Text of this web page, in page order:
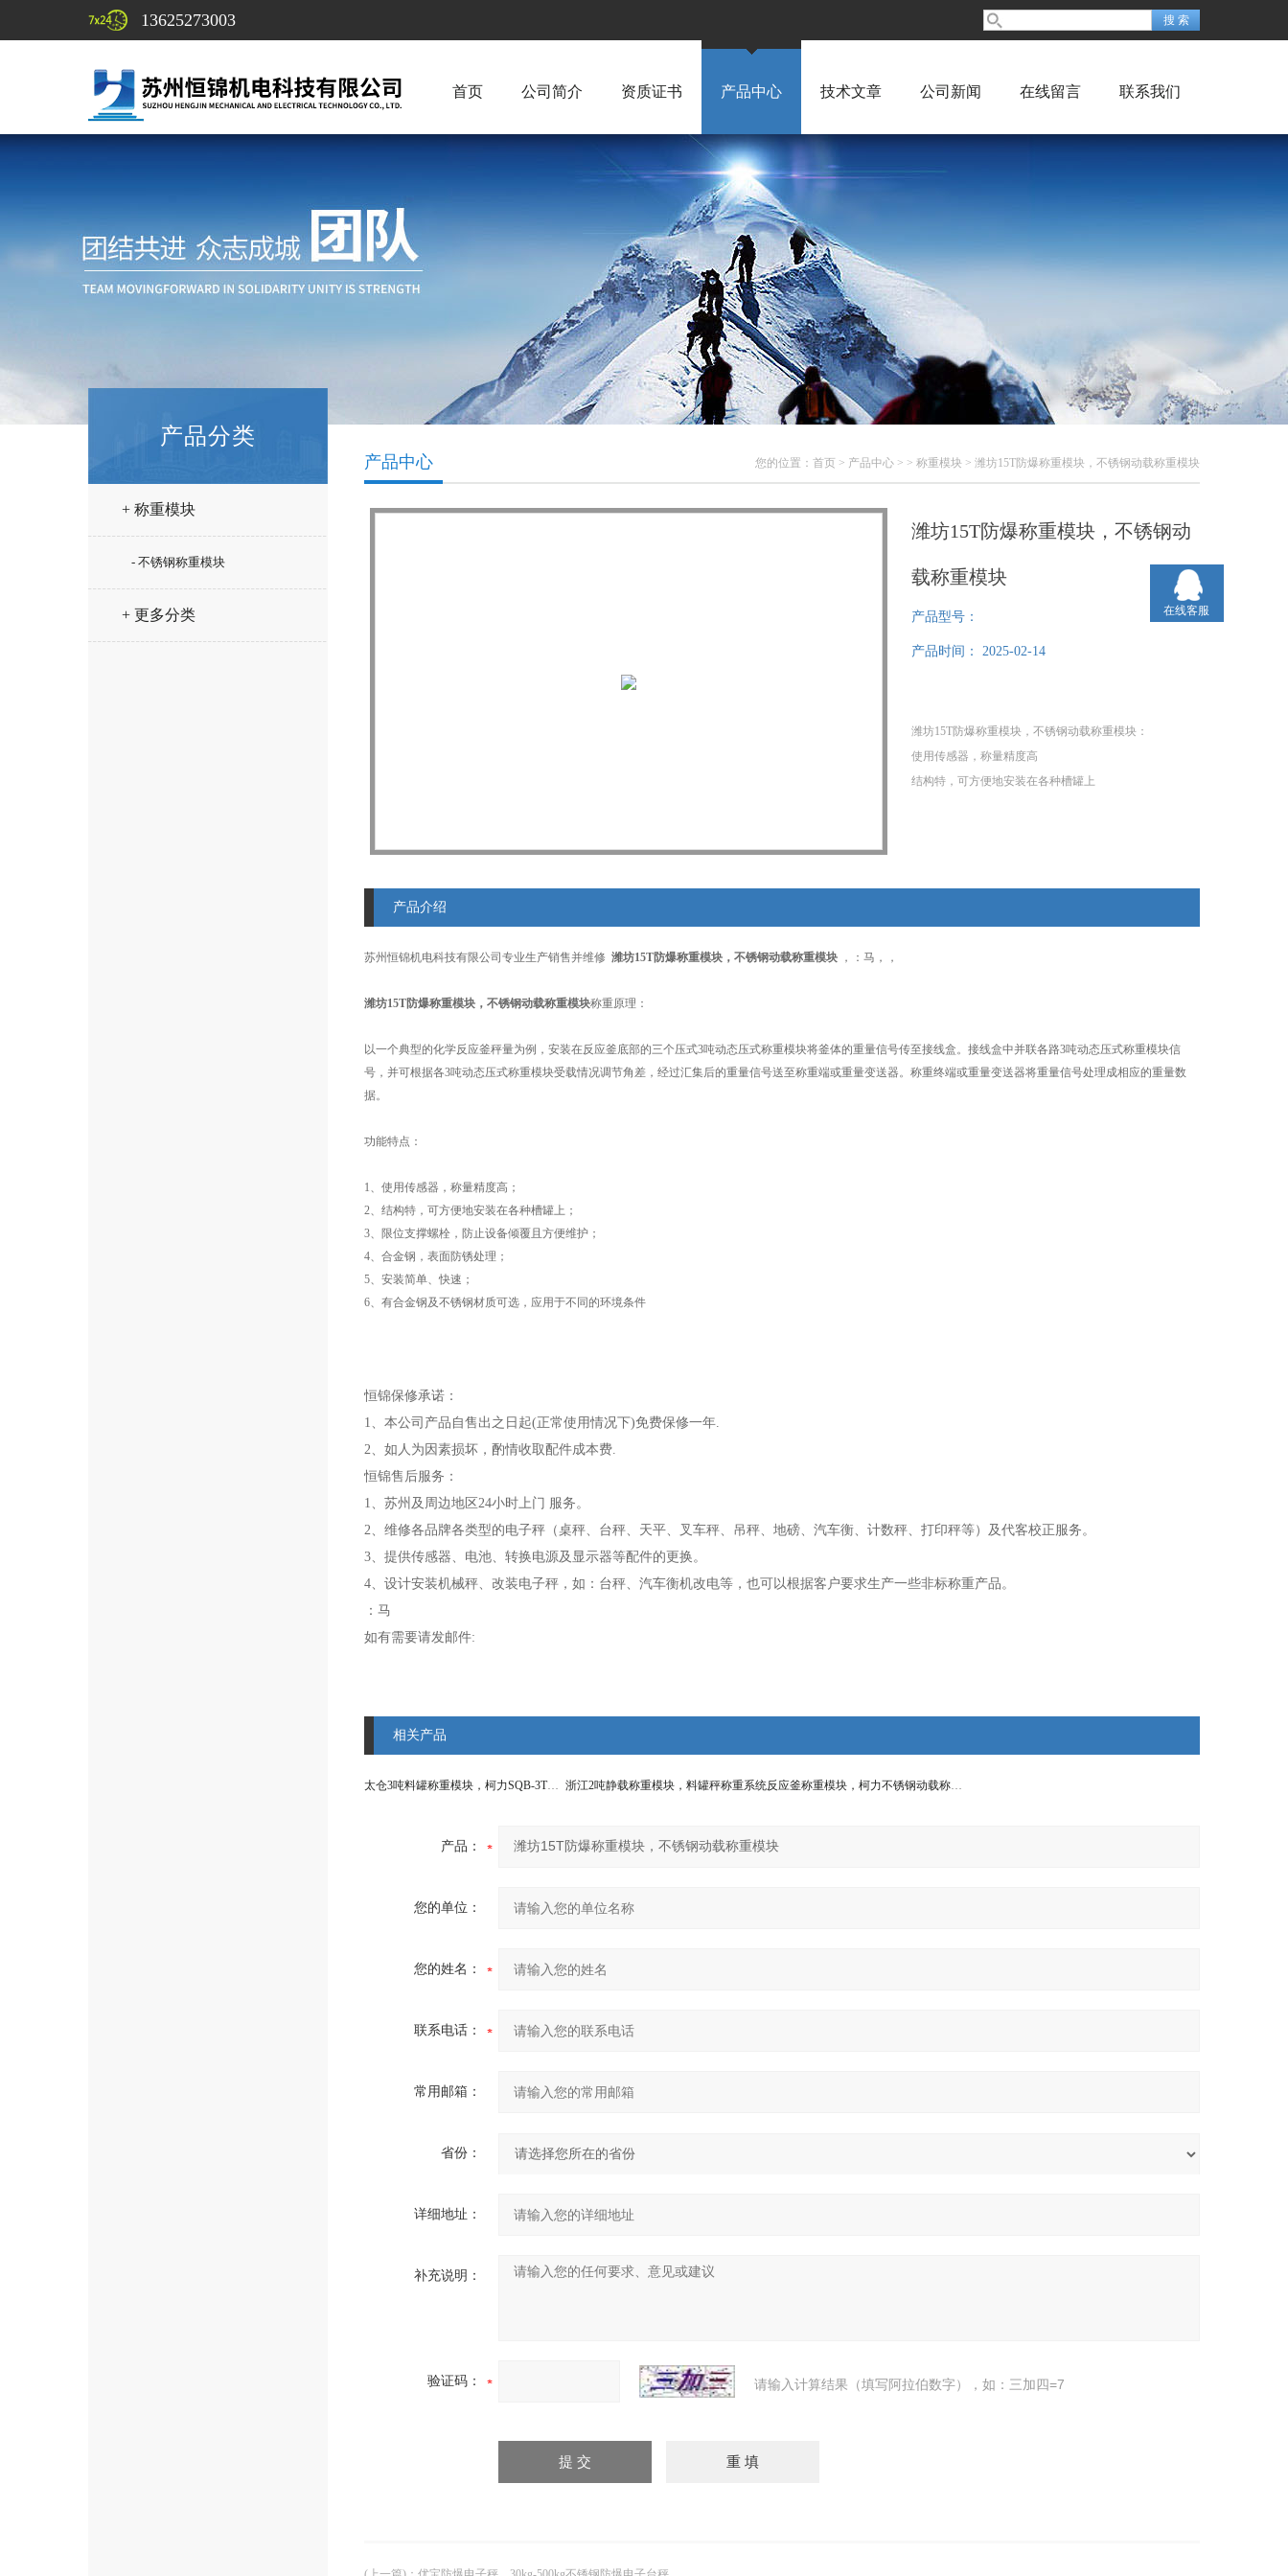
13625273003
首页 公司简介 资质证书 产品中心 技术文章 公司新闻 在线留言 联系我们
产品分类
+ 称重模块
- 不锈钢称重模块
+ 更多分类
您的位置： 首页 > 产品中心 > > 称重模块 > 潍坊15T防爆称重模块，不锈钢动载称重模块
产品中心
潍坊15T防爆称重模块，不锈钢动
载称重模块
产品型号：
产品时间： 2025-02-14
潍坊15T防爆称重模块，不锈钢动载称重模块：
使用传感器，称量精度高
结构特，可方便地安装在各种槽罐上
产品介绍
苏州恒锦机电科技有限公司专业生产销售并维修 潍坊15T防爆称重模块，不锈钢动载称重模块 ，：马，，
潍坊15T防爆称重模块，不锈钢动载称重模块称重原理 ：
以一个典型的化学反应釜秤量为例，安装在反应釜底部的三个压式3吨动态压式称重模块将釜体的重量信号传至接线盒。接线盒中并联各路3吨动态压式称重模块信
号，并可根据各3吨动态压式称重模块受载情况调节角差，经过汇集后的重量信号送至称重端或重量变送器。称重终端或重量变送器将重量信号处理成相应的重量数
据。
功能特点：
1、 使用传感器，称量精度高；
2、 结构特，可方便地安装在各种槽罐上；
3、
限位支撑螺栓，防止设备倾覆且方便维护；
4、 合金钢，表面防锈处理；
5、 安装简单、快速；
6、 有合金钢及不锈钢材质可选，应用于不同的环境条件
恒锦保修承诺：
1、本公司产品自售出之日起(正常使用情况下)免费保修一年.
2、如人为因素损坏，酌情收取配件成本费.
恒锦售后服务：
1、苏州及周边地区24小时上门 服务。
2、维修各品牌各类型的电子秤（桌秤、台秤、天平、叉车秤、吊秤、地磅、汽车衡、计数秤、打印秤等）及代客校正服务。
3、提供传感器、电池、转换电源及显示器等配件的更换。
4、设计安装机械秤、改装电子秤，如：台秤、汽车衡机改电等，也可以根据客户要求生产一些非标称重产品。
：马
如有需要请发邮件:
相关产品
太仓3吨料罐称重模块，柯力SQB-3T称重模块系统 浙江2吨静载称重模块，料罐秤称重系统 反应釜称重模块，柯力不锈钢动载称重模块
产品：
您的单位：
您的姓名：
联系电话：
常用邮箱：
省份：
详细地址：
补充说明：
验证码： 请输入计算结果（填写阿拉伯数字），如：三加四=7
在线客服